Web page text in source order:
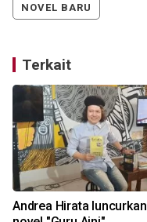
NOVEL BARU
Terkait
Andrea Hirata luncurkan